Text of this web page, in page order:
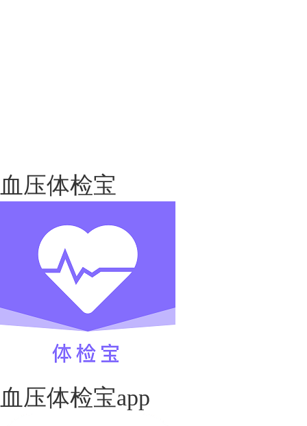
血压体检宝
血压体检宝app